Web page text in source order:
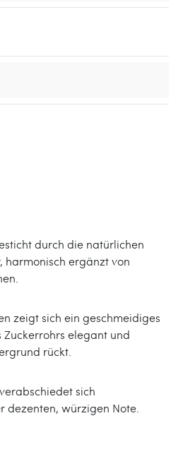
durch die natürlichen
harmonisch ergänzt von
zeigt sich ein geschmeidiges
elegant und
rückt.
sich
würzigen Note.